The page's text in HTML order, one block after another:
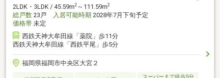
2LDK・3LDK / 45.59m2 ～111.59m2
総戸数 23戸 入居可能時期 2028年7月下旬予定
価格帯 未定
西鉄天神大牟田線「薬院」歩11分
西鉄天神大牟田線「西鉄平尾」歩5分
福岡県福岡市中央区大宮２
スーパーまで徒歩5分